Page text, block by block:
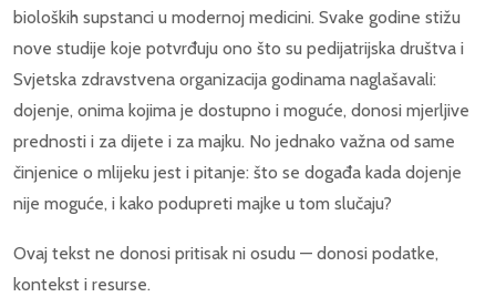
bioloških supstanci u modernoj medicini. Svake godine stižu
nove studije koje potvrđuju ono što su pedijatrijska društva i
Svjetska zdravstvena organizacija godinama naglašavali:
dojenje, onima kojima je dostupno i moguće, donosi mjerljive
prednosti i za dijete i za majku. No jednako važna od same
činjenice o mlijeku jest i pitanje: što se događa kada dojenje
nije moguće, i kako podupreti majke u tom slučaju?
Ovaj tekst ne donosi pritisak ni osudu — donosi podatke,
kontekst i resurse.